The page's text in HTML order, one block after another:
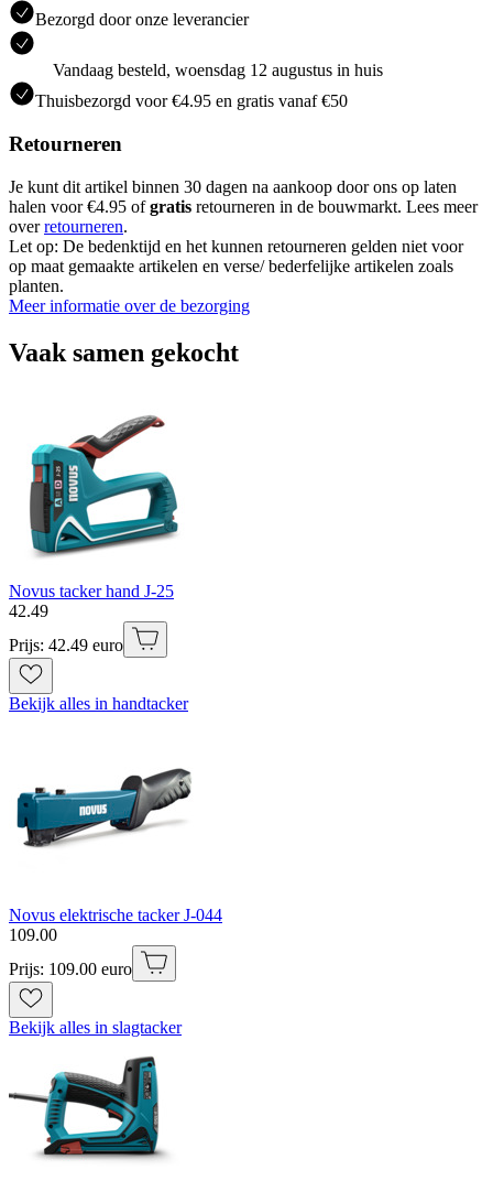
Bezorgd door onze leverancier
Vandaag besteld, woensdag 12 augustus in huis
Thuisbezorgd voor €4.95 en gratis vanaf €50
Retourneren
Je kunt dit artikel binnen 30 dagen na aankoop door ons op laten
halen voor €4.95 ofgratis retourneren in de bouwmarkt. Lees meer
overretourneren.
Let op: De bedenktijd en het kunnen retourneren gelden niet voor
op maat gemaakte artikelen en verse/ bederfelijke artikelen zoals
planten.
Meer informatie over de bezorging
Vaak samen gekocht
Novus tacker hand J-25
42.49
Prijs: 42.49 euro
Bekijk alles in handtacker
Novus elektrische tacker J-044
109.00
Prijs: 109.00 euro
Bekijk alles in slagtacker